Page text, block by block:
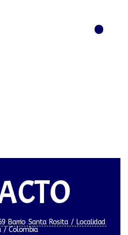
Menú
Barrio Santa Rosita / Localidad
/ Colombia